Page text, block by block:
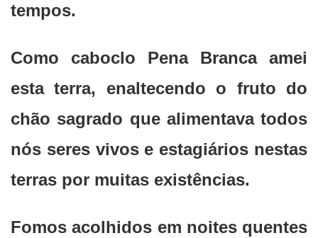
tempos.
Como caboclo Pena Branca amei
esta terra, enaltecendo o fruto do
chão sagrado que alimentava todos
nós seres vivos e estagiários nestas
terras por muitas existências.
Fomos acolhidos em noites quentes